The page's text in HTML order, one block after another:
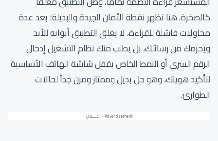
كالصخرة. هنا تظهر نقطة الأمان الجيدة والبديلة؛ بعد عدة
محاولات فاشلة للقراءة، لا يغلق التطبيق أبوابه للأبد
ويحرمك من رسائلك، بل يطلب منك نظام التشغيل إدخال
الرقم السري أو النمط الخاص بقفل شاشة الهاتف الأساسية
لتأكيد هويتك، وهو حل بديل وممتاز ومرن جداً لحالات
الطوارئ.